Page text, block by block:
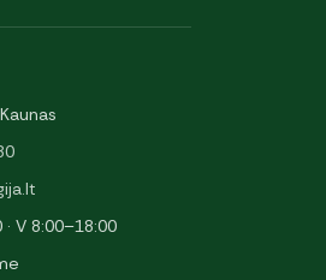
V 8:00–18:00